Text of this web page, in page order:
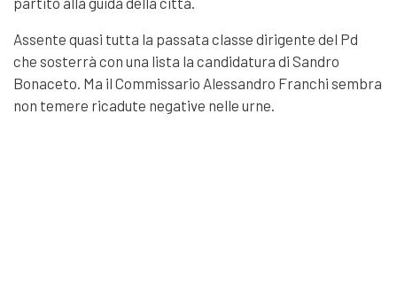
Assente quasi tutta la passata classe dirigente del Pd
che sosterrà con una lista la candidatura di Sandro
Bonaceto. Ma il Commissario Alessandro Franchi sembra
non temere ricadute negative nelle urne.